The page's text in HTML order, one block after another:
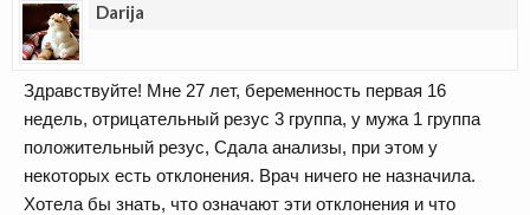
Darija
Здравствуйте! Мне 27 лет, беременность первая 16
недель, отрицательный резус 3 группа, у мужа 1 группа
положительный резус, Сдала анализы, при этом у
некоторых есть отклонения. Врач ничего не назначила.
Хотела бы знать, что означают эти отклонения и что